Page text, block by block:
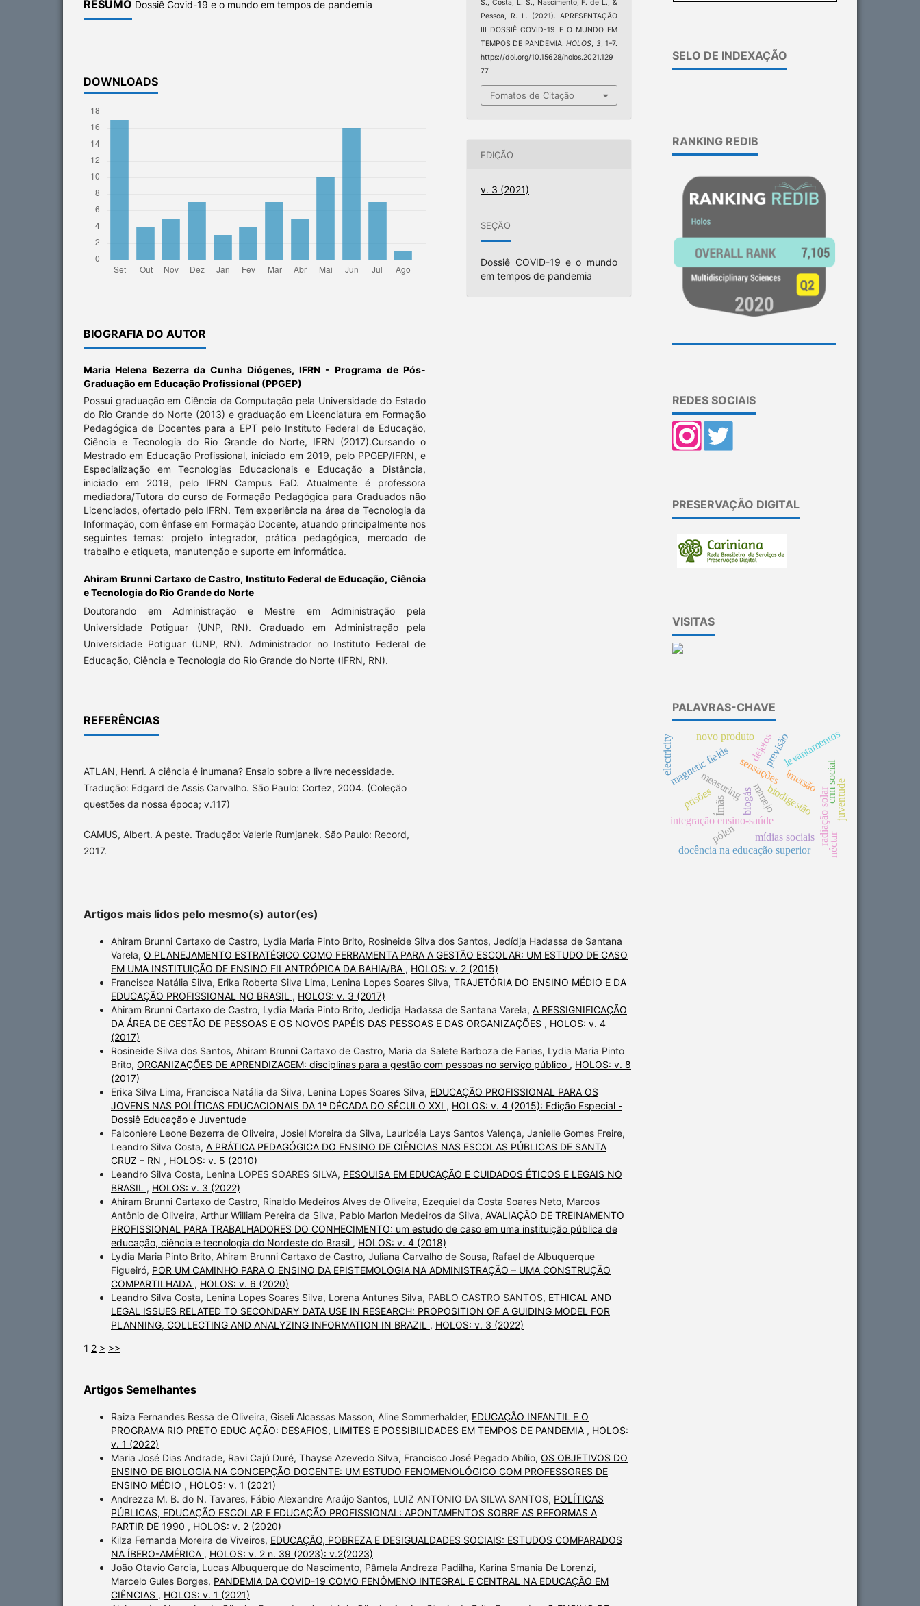
RESUMO Dossiê Covid-19 e o mundo em tempos de pandemia
DOWNLOADS
BIOGRAFIA DO AUTOR
Maria Helena Bezerra da Cunha Diógenes, IFRN - Programa de Pós-
Graduação em Educação Profissional (PPGEP)
Possui graduação em Ciência da Computação pela Universidade do Estado
do Rio Grande do Norte (2013) e graduação em Licenciatura em Formação
Pedagógica de Docentes para a EPT pelo Instituto Federal de Educação,
Ciência e Tecnologia do Rio Grande do Norte, IFRN (2017).Cursando o
Mestrado em Educação Profissional, iniciado em 2019, pelo PPGEP/IFRN, e
Especialização em Tecnologias Educacionais e Educação a Distância,
iniciado em 2019, pelo IFRN Campus EaD. Atualmente é professora
mediadora/Tutora do curso de Formação Pedagógica para Graduados não
Licenciados, ofertado pelo IFRN. Tem experiência na área de Tecnologia da
Informação, com ênfase em Formação Docente, atuando principalmente nos
seguintes temas: projeto integrador, prática pedagógica, mercado de
trabalho e etiqueta, manutenção e suporte em informática.
Ahiram Brunni Cartaxo de Castro, Instituto Federal de Educação, Ciência
e Tecnologia do Rio Grande do Norte
Doutorando em Administração e Mestre em Administração pela
Universidade Potiguar (UNP, RN). Graduado em Administração pela
Universidade Potiguar (UNP, RN). Administrador no Instituto Federal de
Educação, Ciência e Tecnologia do Rio Grande do Norte (IFRN, RN).
REFERÊNCIAS
ATLAN, Henri. A ciência é inumana? Ensaio sobre a livre necessidade.
Tradução: Edgard de Assis Carvalho. São Paulo: Cortez, 2004. (Coleção
questões da nossa época; v.117)
CAMUS, Albert. A peste. Tradução: Valerie Rumjanek. São Paulo: Record,
2017.
S., Costa, L. S., Nascimento, F. de L., &
Pessoa, R. L. (2021). APRESENTAÇÃO
III DOSSIÊ COVID-19 E O MUNDO EM
TEMPOS DE PANDEMIA.HOLOS 3 , 1–7.
https://doi.org/10.15628/holos.2021.129
77
Fomatos de Citação
EDIÇÃO
v. 3 (2021)
SEÇÃO
Dossiê COVID-19 e o mundo
em tempos de pandemia
Artigos mais lidos pelo mesmo(s) autor(es)
Ahiram Brunni Cartaxo de Castro, Lydia Maria Pinto Brito, Rosineide Silva dos Santos, Jedídja Hadassa de Santana
Varela, O PLANEJAMENTO ESTRATÉGICO COMO FERRAMENTA PARA A GESTÃO ESCOLAR: UM ESTUDO DE CASO
EM UMA INSTITUIÇÃO DE ENSINO FILANTRÓPICA DA BAHIA/BA , HOLOS: v. 2 (2015)
Francisca Natália Silva, Erika Roberta Silva Lima, Lenina Lopes Soares Silva, TRAJETÓRIA DO ENSINO MÉDIO E DA
EDUCAÇÃO PROFISSIONAL NO BRASIL , HOLOS: v. 3 (2017)
Ahiram Brunni Cartaxo de Castro, Lydia Maria Pinto Brito, Jedídja Hadassa de Santana Varela, A RESSIGNIFICAÇÃO
DA ÁREA DE GESTÃO DE PESSOAS E OS NOVOS PAPÉIS DAS PESSOAS E DAS ORGANIZAÇÕES , HOLOS: v. 4
(2017)
Rosineide Silva dos Santos, Ahiram Brunni Cartaxo de Castro, Maria da Salete Barboza de Farias, Lydia Maria Pinto
Brito, ORGANIZAÇÕES DE APRENDIZAGEM: disciplinas para a gestão com pessoas no serviço público , HOLOS: v. 8
(2017)
Erika Silva Lima, Francisca Natália da Silva, Lenina Lopes Soares Silva, EDUCAÇÃO PROFISSIONAL PARA OS
JOVENS NAS POLÍTICAS EDUCACIONAIS DA 1ª DÉCADA DO SÉCULO XXI , HOLOS: v. 4 (2015): Edição Especial -
Dossiê Educação e Juventude
Falconiere Leone Bezerra de Oliveira, Josiel Moreira da Silva, Lauricéia Lays Santos Valença, Janielle Gomes Freire,
Leandro Silva Costa, A PRÁTICA PEDAGÓGICA DO ENSINO DE CIÊNCIAS NAS ESCOLAS PÚBLICAS DE SANTA
CRUZ – RN , HOLOS: v. 5 (2010)
Leandro Silva Costa, Lenina LOPES SOARES SILVA, PESQUISA EM EDUCAÇÃO E CUIDADOS ÉTICOS E LEGAIS NO
BRASIL , HOLOS: v. 3 (2022)
Ahiram Brunni Cartaxo de Castro, Rinaldo Medeiros Alves de Oliveira, Ezequiel da Costa Soares Neto, Marcos
Antônio de Oliveira, Arthur William Pereira da Silva, Pablo Marlon Medeiros da Silva, AVALIAÇÃO DE TREINAMENTO
PROFISSIONAL PARA TRABALHADORES DO CONHECIMENTO: um estudo de caso em uma instituição pública de
educação, ciência e tecnologia do Nordeste do Brasil , HOLOS: v. 4 (2018)
Lydia Maria Pinto Brito, Ahiram Brunni Cartaxo de Castro, Juliana Carvalho de Sousa, Rafael de Albuquerque
Figueiró, POR UM CAMINHO PARA O ENSINO DA EPISTEMOLOGIA NA ADMINISTRAÇÃO – UMA CONSTRUÇÃO
COMPARTILHADA , HOLOS: v. 6 (2020)
Leandro Silva Costa, Lenina Lopes Soares Silva, Lorena Antunes Silva, PABLO CASTRO SANTOS, ETHICAL AND
LEGAL ISSUES RELATED TO SECONDARY DATA USE IN RESEARCH: PROPOSITION OF A GUIDING MODEL FOR
PLANNING, COLLECTING AND ANALYZING INFORMATION IN BRAZIL , HOLOS: v. 3 (2022)
1 2 > >>
Artigos Semelhantes
Raiza Fernandes Bessa de Oliveira, Giseli Alcassas Masson, Aline Sommerhalder, EDUCAÇÃO INFANTIL E O
PROGRAMA RIO PRETO EDUC AÇÃO: DESAFIOS, LIMITES E POSSIBILIDADES EM TEMPOS DE PANDEMIA , HOLOS:
v. 1 (2022)
Maria José Dias Andrade, Ravi Cajú Duré, Thayse Azevedo Silva, Francisco José Pegado Abílio, OS OBJETIVOS DO
ENSINO DE BIOLOGIA NA CONCEPÇÃO DOCENTE: UM ESTUDO FENOMENOLÓGICO COM PROFESSORES DE
ENSINO MÉDIO , HOLOS: v. 1 (2021)
Andrezza M. B. do N. Tavares, Fábio Alexandre Araújo Santos, LUIZ ANTONIO DA SILVA SANTOS, POLÍTICAS
PÚBLICAS, EDUCAÇÃO ESCOLAR E EDUCAÇÃO PROFISSIONAL: APONTAMENTOS SOBRE AS REFORMAS A
PARTIR DE 1990 , HOLOS: v. 2 (2020)
Kilza Fernanda Moreira de Viveiros, EDUCAÇÃO, POBREZA E DESIGUALDADES SOCIAIS: ESTUDOS COMPARADOS
NA ÍBERO-AMÉRICA , HOLOS: v. 2 n. 39 (2023): v.2(2023)
João Otavio Garcia, Lucas Albuquerque do Nascimento, Pâmela Andreza Padilha, Karina Smania De Lorenzi,
Marcelo Gules Borges, PANDEMIA DA COVID-19 COMO FENÔMENO INTEGRAL E CENTRAL NA EDUCAÇÃO EM
CIÊNCIAS , HOLOS: v. 1 (2021)
SELO DE INDEXAÇÃO
RANKING REDIB
REDES SOCIAIS
PRESERVAÇÃO DIGITAL
VISITAS
PALAVRAS-CHAVE
integração ensino-saúde
biogás
measuring
magnetic fields sensações imersão
radiação solar
previsão
mídias sociais
crm social
biodigestão
levantamentos
dejetos
juventude
docência na educação superior
Ímãs
electricity novo produto
prisões manejo
néctar
pólen